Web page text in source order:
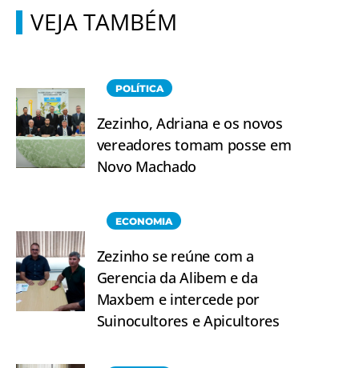
VEJA TAMBÉM
POLÍTICA
Zezinho, Adriana e os novos
vereadores tomam posse em
Novo Machado
ECONOMIA
Zezinho se reúne com a
Gerencia da Alibem e da
Maxbem e intercede por
Suinocultores e Apicultores